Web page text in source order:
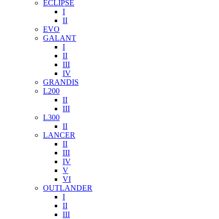
ECLIPSE
I
II
EVO
GALANT
I
II
III
IV
GRANDIS
L200
II
III
L300
II
LANCER
II
III
IV
V
VI
OUTLANDER
I
II
III